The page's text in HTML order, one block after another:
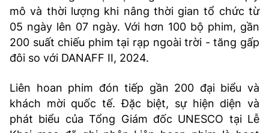
mô và thời lượng khi nâng thời gian tổ chức từ
05 ngày lên 07 ngày. Với hơn 100 bộ phim, gần
200 suất chiếu phim tại rạp ngoài trời - tăng gấp
đôi so với DANAFF II, 2024.
Liên hoan phim đón tiếp gần 200 đại biểu và
khách mời quốc tế. Đặc biệt, sự hiện diện và
phát biểu của Tổng Giám đốc UNESCO tại Lễ